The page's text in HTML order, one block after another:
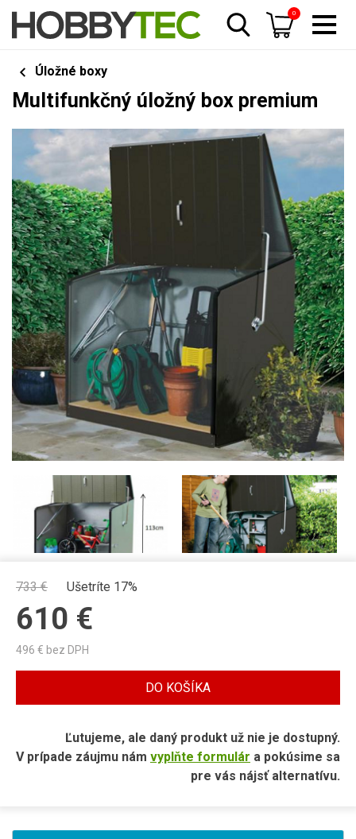
0
Úložné boxy
Multifunkčný úložný box premium
733€ Ušetríte 17%
610 €
496 € bez DPH
DO KOŠÍKA
Ľutujeme, ale daný produkt už nie je dostupný.
V prípade záujmu nám vyplňte formulár a pokúsime sa
pre vás nájsť alternatívu.